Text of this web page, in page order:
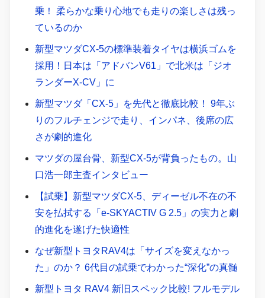
乗！ 柔らかな乗り心地でも走りの楽しさは残っ
ているのか
新型マツダCX-5の標準装着タイヤは横浜ゴムを
採用！日本は「アドバンV61」で北米は「ジオ
ランダーX-CV」に
新型マツダ「CX-5」を先代と徹底比較！ 9年ぶ
りのフルチェンジで走り、インパネ、後席の広
さが劇的進化
マツダの屋台骨、新型CX-5が背負ったもの。山
口浩一郎主査インタビュー
【試乗】新型マツダCX-5、ディーゼル不在の不
安を払拭する「e-SKYACTIV G 2.5」の実力と劇
的進化を遂げた快適性
なぜ新型トヨタRAV4は「サイズを変えなかっ
た」のか？ 6代目の試乗でわかった“深化”の真髄
新型トヨタ RAV4 新旧スペック比較! フルモデル